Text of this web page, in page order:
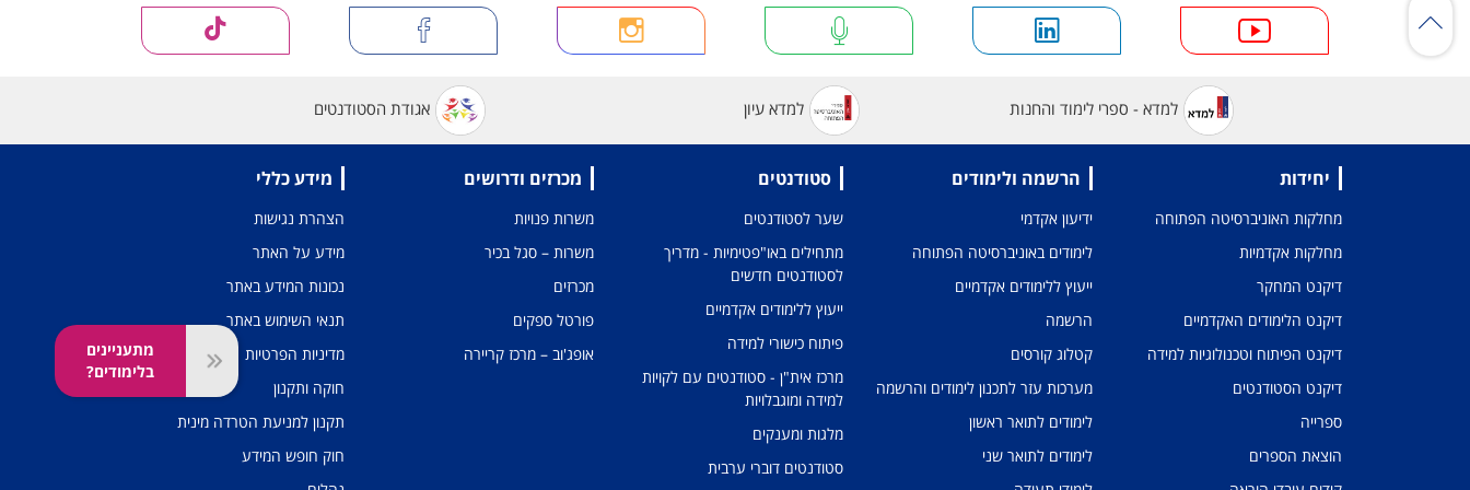
מתעניינים
בלימודים?
למדא - ספרי לימוד והחנות למדא עיון אגודת הסטודנטים
יחידות
מחלקות האוניברסיטה הפתוחה
מחלקות אקדמיות
דיקנט המחקר
דיקנט הלימודים האקדמיים
דיקנט הפיתוח וטכנולוגיות למידה
דיקנט הסטודנטים
ספרייה
הוצאת הספרים
הרשמה ולימודים
ידיעון אקדמי
לימודים באוניברסיטה הפתוחה
ייעוץ ללימודים אקדמיים
הרשמה
קטלוג קורסים
מערכות עזר לתכנון לימודים והרשמה
לימודים לתואר ראשון
לימודים לתואר שני
סטודנטים
שער לסטודנטים
מתחילים באו"פטימיות - מדריך
לסטודנטים חדשים
ייעוץ ללימודים אקדמיים
פיתוח כישורי למידה
מרכז אית"ן - סטודנטים עם לקויות
למידה ומוגבלויות
מלגות ומענקים
סטודנטים דוברי ערבית
מכרזים ודרושים
משרות פנויות
משרות – סגל בכיר
מכרזים
פורטל ספקים
אופג'וב – מרכז קריירה
מידע כללי
הצהרת נגישות
מידע על האתר
נכונות המידע באתר
תנאי השימוש באתר
מדיניות הפרטיות
חוקה ותקנון
תקנון למניעת הטרדה מינית
חוק חופש המידע